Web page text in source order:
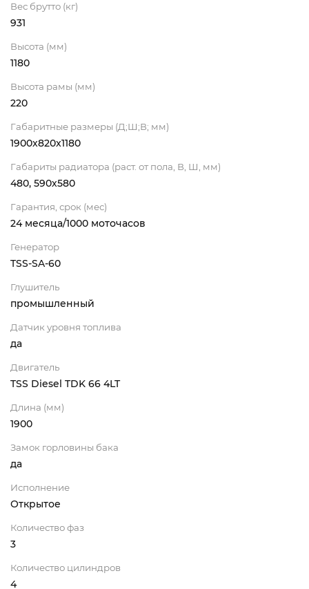
Вес брутто (кг)
931
Высота (мм)
1180
Высота рамы (мм)
220
Габаритные размеры (Д;Ш;В; мм)
1900x820x1180
Габариты радиатора (раст. от пола, В, Ш, мм)
480, 590х580
Гарантия, срок (мес)
24 месяца/1000 моточасов
Генератор
TSS-SA-60
Глушитель
промышленный
Датчик уровня топлива
да
Двигатель
TSS Diesel TDK 66 4LT
Длина (мм)
1900
Замок горловины бака
да
Исполнение
Открытое
Количество фаз
3
Количество цилиндров
4